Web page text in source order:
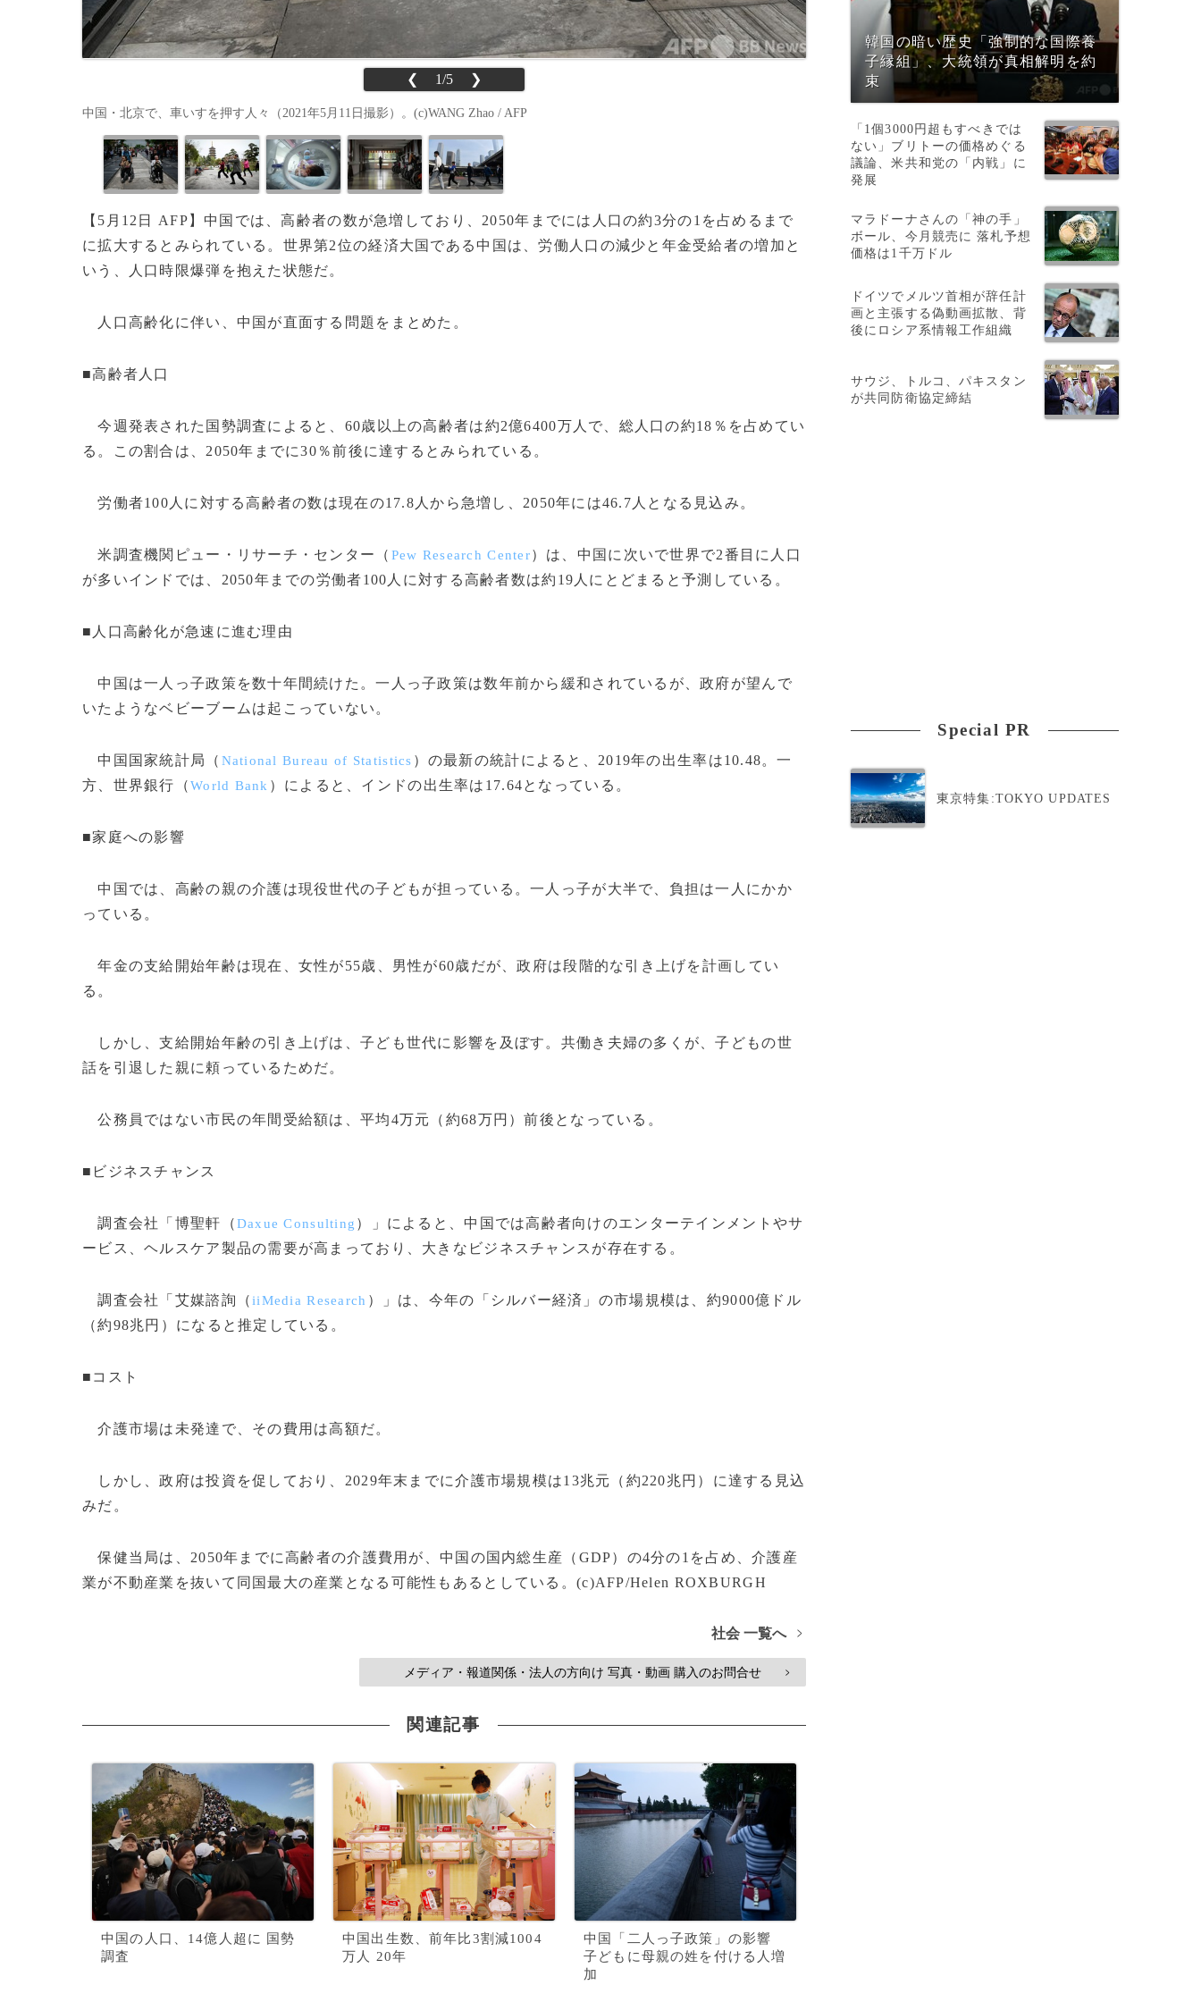
❮ 1/5 ❯
中国・北京で、車いすを押す人々（2021年5月11日撮影）。(c)WANG Zhao / AFP
【5月12日 AFP】中国では、高齢者の数が急増しており、2050年までには人口の約3分の1を占めるまで
に拡大するとみられている。世界第2位の経済大国である中国は、労働人口の減少と年金受給者の増加と
いう、人口時限爆弾を抱えた状態だ。
人口高齢化に伴い、中国が直面する問題をまとめた。
■高齢者人口
今週発表された国勢調査によると、60歳以上の高齢者は約2億6400万人で、総人口の約18％を占めてい
る。この割合は、2050年までに30％前後に達するとみられている。
労働者100人に対する高齢者の数は現在の17.8人から急増し、2050年には46.7人となる見込み。
米調査機関ピュー・リサーチ・センター（ Pew Research Center）は、中国に次いで世界で2番目に人口
が多いインドでは、2050年までの労働者100人に対する高齢者数は約19人にとどまると予測している。
■人口高齢化が急速に進む理由
中国は一人っ子政策を数十年間続けた。一人っ子政策は数年前から緩和されているが、政府が望んで
いたようなベビーブームは起こっていない。
中国国家統計局（ National Bureau of Statistics ）の最新の統計によると、2019年の出生率は10.48。一
方、世界銀行（World Bank ）によると、インドの出生率は17.64となっている。
■家庭への影響
中国では、高齢の親の介護は現役世代の子どもが担っている。一人っ子が大半で、負担は一人にかか
っている。
年金の支給開始年齢は現在、女性が55歳、男性が60歳だが、政府は段階的な引き上げを計画してい
る。
しかし、支給開始年齢の引き上げは、子ども世代に影響を及ぼす。共働き夫婦の多くが、子どもの世
話を引退した親に頼っているためだ。
公務員ではない市民の年間受給額は、平均4万元（約68万円）前後となっている。
■ビジネスチャンス
調査会社「博聖軒（Daxue Consulting ）」によると、中国では高齢者向けのエンターテインメントやサ
ービス、ヘルスケア製品の需要が高まっており、大きなビジネスチャンスが存在する。
調査会社「艾媒諮詢（iiMedia Research ）」は、今年の「シルバー経済」の市場規模は、約9000億ドル
（約98兆円）になると推定している。
■コスト
介護市場は未発達で、その費用は高額だ。
しかし、政府は投資を促しており、2029年末までに介護市場規模は13兆元（約220兆円）に達する見込
みだ。
保健当局は、2050年までに高齢者の介護費用が、中国の国内総生産（GDP）の4分の1を占め、介護産
業が不動産業を抜いて同国最大の産業となる可能性もあるとしている。(c)AFP/Helen ROXBURGH
社会 一覧へ >
メディア・報道関係・法人の方向け 写真・動画 購入のお問合せ >
関連記事
中国の人口、14億人超に 国勢
調査
中国出生数、前年比3割減1004
万人 20年
中国「二人っ子政策」の影響
子どもに母親の姓を付ける人増
加
韓国の暗い歴史「強制的な国際養
子縁組」、大統領が真相解明を約
束
「1個3000円超もすべきでは
ない」ブリトーの価格めぐる
議論、米共和党の「内戦」に
発展
マラドーナさんの「神の手」
ボール、今月競売に 落札予想
価格は1千万ドル
ドイツでメルツ首相が辞任計
画と主張する偽動画拡散、背
後にロシア系情報工作組織
サウジ、トルコ、パキスタン
が共同防衛協定締結
Special PR
東京特集:TOKYO UPDATES